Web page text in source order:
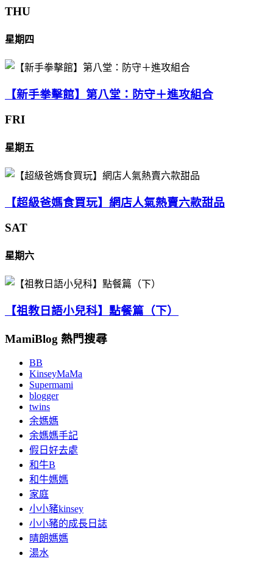
THU
星期四
【新手拳擊館】第八堂：防守＋進攻組合
FRI
星期五
【超級爸媽食買玩】網店人氣熱賣六款甜品
SAT
星期六
【祖教日語小兒科】點餐篇（下）
MamiBlog 熱門搜尋
BB
KinseyMaMa
Supermami
blogger
twins
余媽媽
余媽媽手記
假日好去處
和牛B
和牛媽媽
家庭
小小豬kinsey
小小豬的成長日誌
晴朗媽媽
湯水